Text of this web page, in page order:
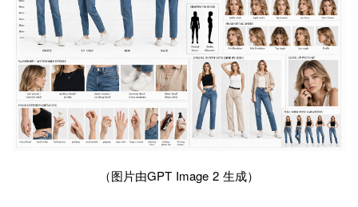
（图片由GPT Image 2 生成）